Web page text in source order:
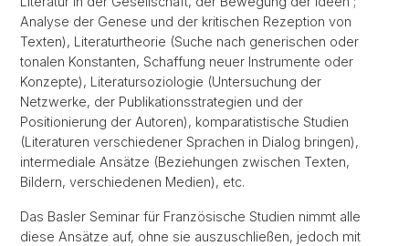
Analyse der Genese und der kritischen Rezeption von
Texten), Literaturtheorie (Suche nach generischen oder
tonalen Konstanten, Schaffung neuer Instrumente oder
Konzepte), Literatursoziologie (Untersuchung der
Netzwerke, der Publikationsstrategien und der
Positionierung der Autoren), komparatistische Studien
(Literaturen verschiedener Sprachen in Dialog bringen),
intermediale Ansätze (Beziehungen zwischen Texten,
Bildern, verschiedenen Medien), etc.
Das Basler Seminar für Französische Studien nimmt alle
diese Ansätze auf, ohne sie auszuschließen, jedoch mit